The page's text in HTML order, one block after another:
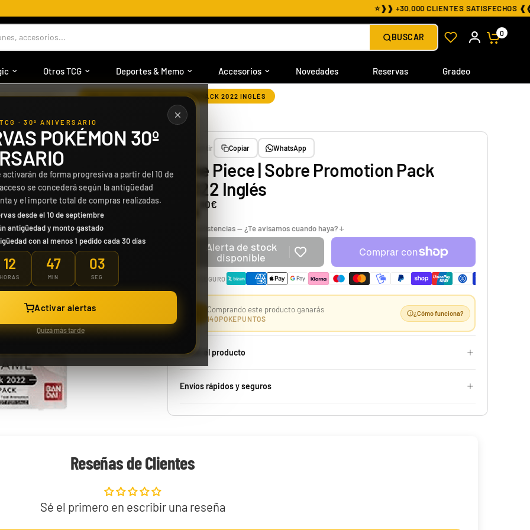
Otros TCG Deportes & Memo Accesorios Novedades Reservas Gradeo
accesorios... BUSCAR 0
Case 150 Sobre McDonald Pokémon 2021 25th Aniversario
Desde 1229,99 €
¡Última unidad!
· 30º ANIVERSARIO
POKÉMON 30º
activarán de forma progresiva a partir del 10 de
se concederá según la antigüedad
y el importe total de compras realizadas.
desde el 10 de septiembre
antigüedad y monto gastado
con al menos 1 pedido cada 30 días
12 47
MIN
02
SEG
Activar alertas
Quizá más tarde
PRODUCTOS › ONE PIECE | SOBRE PROMOTION PACK 2022 INGLÉS
Compartir Copiar WhatsApp
One Piece | Sobre Promotion Pack
2022 Inglés
90€
Sin existencias — ¿Te avisamos cuando haya?
Alerta de stock
disponible
PAGO SEGURO
Comprando este producto ganarás
140POKEPUNTOS
¿Cómo funciona?
Sobre el producto
Envíos rápidos y seguros
Reseñas de Clientes
Sé el primero en escribir una reseña